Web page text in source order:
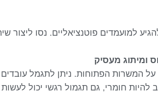
למועמדים פוטנציאליים. נסו ליצור
ומיתוג מעסיק
על המשרות הפתוחות. ניתן לתגמל
חומרי, גם תגמול רגשי יכול